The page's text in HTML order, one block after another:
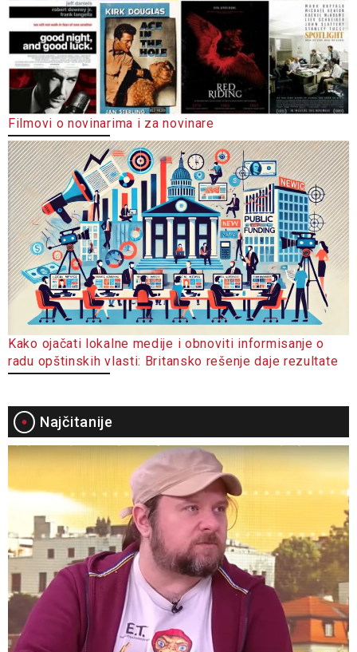
Filmovi o novinarima i za novinare
Kako ojačati lokalne medije i obnoviti informisanje o
radu opštinskih vlasti: Britansko rešenje daje rezultate
Najčitanije